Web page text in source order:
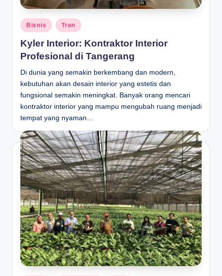
Posted
in
Bisnis Tren
Kyler Interior: Kontraktor Interior
Profesional di Tangerang
Di dunia yang semakin berkembang dan modern,
kebutuhan akan desain interior yang estetis dan
fungsional semakin meningkat. Banyak orang mencari
kontraktor interior yang mampu mengubah ruang menjadi
tempat yang nyaman…